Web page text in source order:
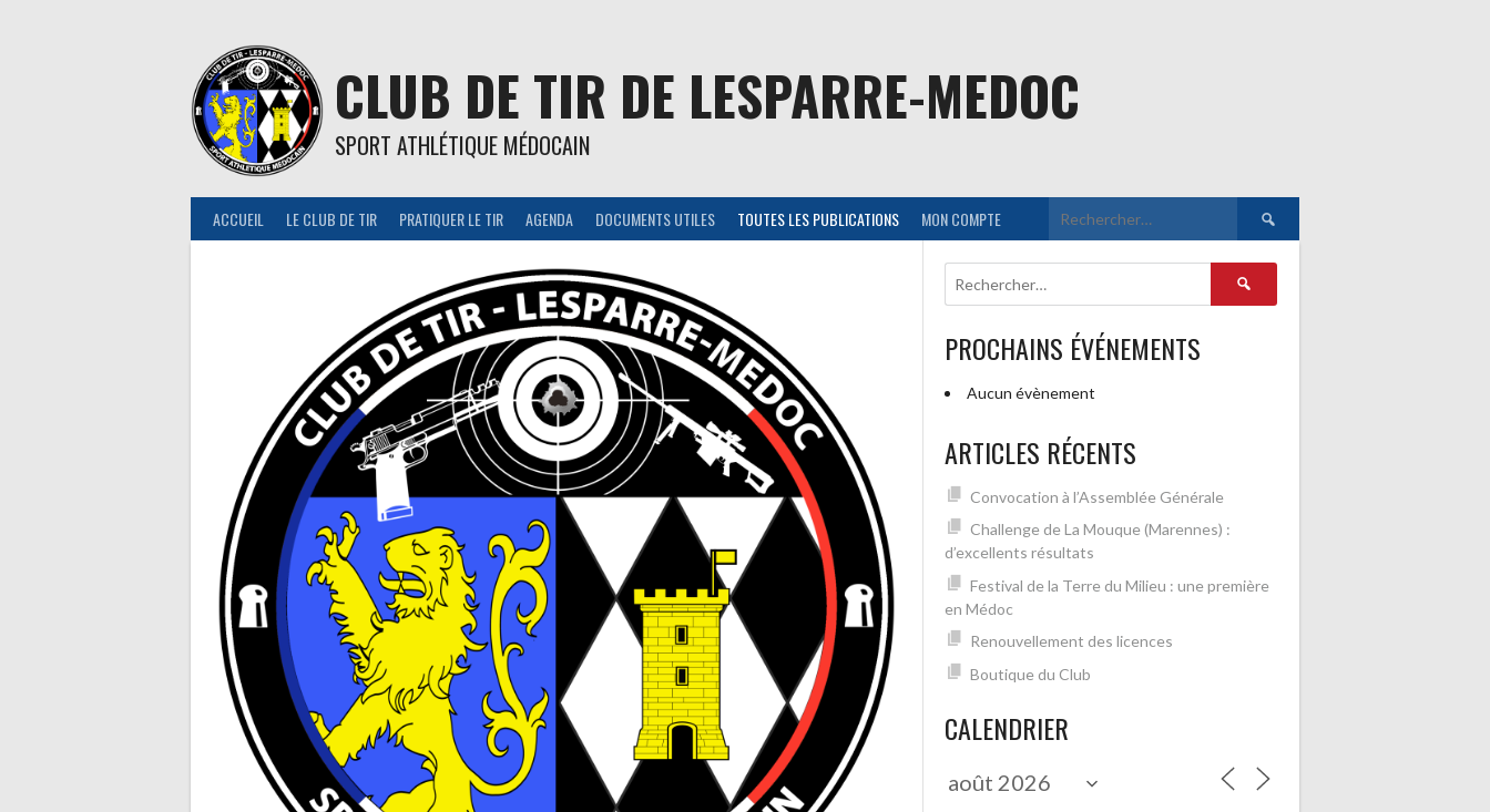
CLUB DE TIR DE LESPARRE-MEDOC
SPORT ATHLÉTIQUE MÉDOCAIN
ACCUEIL LE CLUB DE TIR PRATIQUER LE TIR AGENDA DOCUMENTS UTILES TOUTES LES PUBLICATIONS MON COMPTE Rechercher :
Rechercher :
PROCHAINS ÉVÉNEMENTS
Aucun évènement
ARTICLES RÉCENTS
Convocation à l’Assemblée Générale
Challenge de La Mouque (Marennes) :
d’excellents résultats
Festival de la Terre du Milieu : une première
en Médoc
Renouvellement des licences
Boutique du Club
CALENDRIER